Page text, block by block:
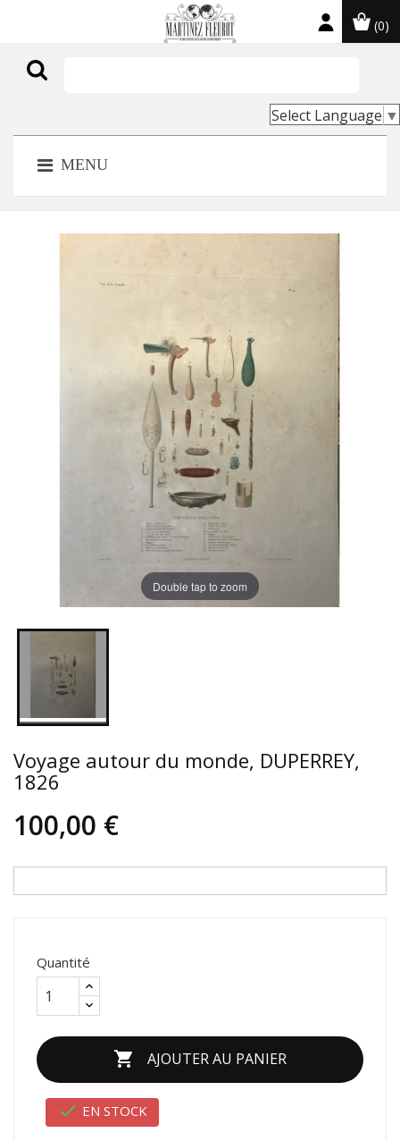
(0)
Select Language ▼
MENU
Double tap to zoom
Voyage autour du monde, DUPERREY,
1826
100,00 €
Quantité
 AJOUTER AU PANIER
 EN STOCK